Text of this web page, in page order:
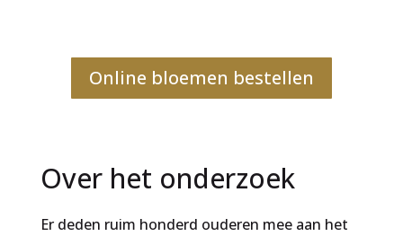
Online bloemen bestellen
Over het onderzoek
Er deden ruim honderd ouderen mee aan het